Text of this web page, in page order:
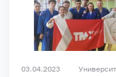
03.04.2023